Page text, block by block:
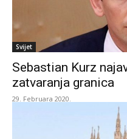
Svijet
Sebastian Kurz
zatvaranja granica
29. Februara 2020.